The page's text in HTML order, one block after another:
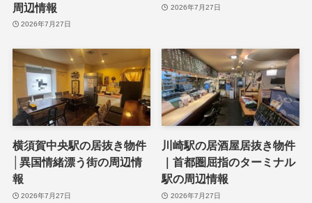
周辺情報
2026年7月27日
2026年7月27日
横須賀中央駅の居抜き物件
│異国情緒漂う街の周辺情
報
2026年7月27日
川崎駅の居酒屋居抜き物件
｜首都圏屈指のターミナル
駅の周辺情報
2026年7月27日